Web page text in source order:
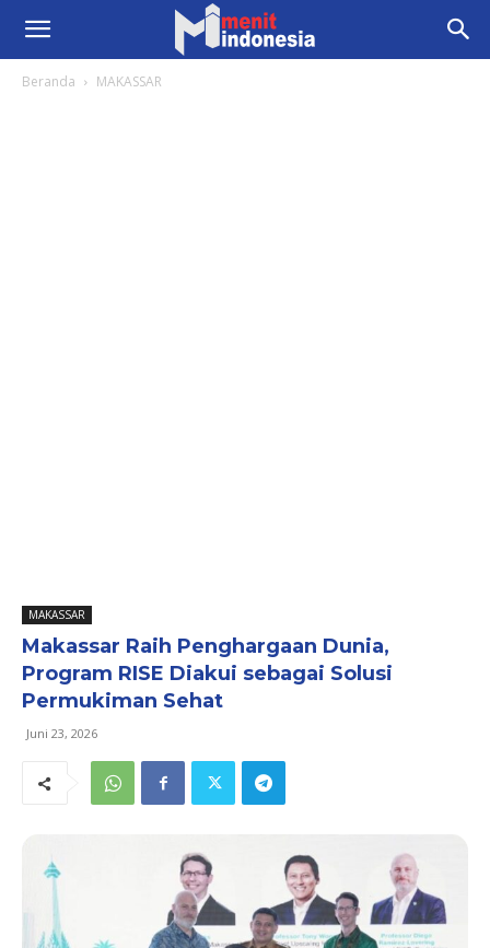
Beranda MAKASSAR
MAKASSAR
Makassar Raih Penghargaan Dunia,
Program RISE Diakui sebagai Solusi
Permukiman Sehat
Juni 23, 2026